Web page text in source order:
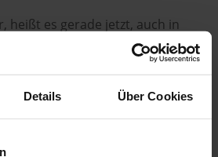
Details Über Cookies
heißt es gerade jetzt, auch in
für die Hühner von
Gut, dass diese auch einen
da kommt auch mal